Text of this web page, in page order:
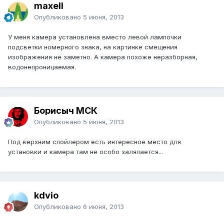
maxell
Опубликовано 5 июня, 2013
У меня камера установлена вместо левой лампочки
подсветки номерного знака, на картинке смещения
изображения не заметно. А камера похоже неразборная,
водонепроницаемая.
Борисыч МСК
Опубликовано 5 июня, 2013
Под верхним спойлером есть интересное место для
установки и камера там не особо заляпается...
kdvio
Опубликовано 6 июня, 2013